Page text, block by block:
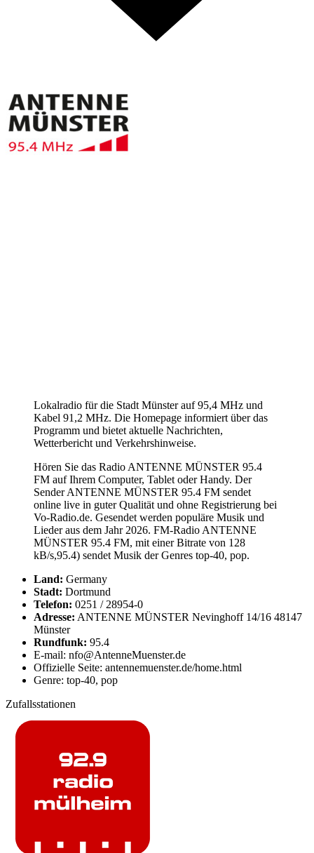
Lokalradio für die Stadt Münster auf 95,4 MHz und
Kabel 91,2 MHz. Die Homepage informiert über das
Programm und bietet aktuelle Nachrichten,
Wetterbericht und Verkehrshinweise.
Hören Sie das Radio ANTENNE MÜNSTER 95.4
FM auf Ihrem Computer, Tablet oder Handy. Der
Sender ANTENNE MÜNSTER 95.4 FM sendet
online live in guter Qualität und ohne Registrierung bei
Vo-Radio.de. Gesendet werden populäre Musik und
Lieder aus dem Jahr 2026. FM-Radio ANTENNE
MÜNSTER 95.4 FM, mit einer Bitrate von 128
kB/s,95.4) sendet Musik der Genres top-40, pop.
Land: Germany
Stadt: Dortmund
Telefon: 0251 / 28954-0
Adresse: ANTENNE MÜNSTER Nevinghoff 14/16 48147
Münster
Rundfunk: 95.4
E-mail: nfo@AntenneMuenster.de
Offizielle Seite: antennemuenster.de/home.html
Genre: top-40, pop
Zufallsstationen